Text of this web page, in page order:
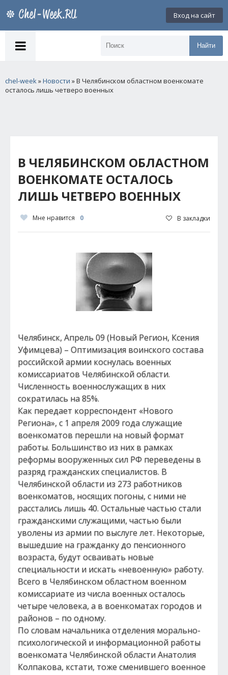
Вход на сайт
Найти
chel-week»Новости » В Челябинском областном военкомате
осталось лишь четверо военных
В ЧЕЛЯБИНСКОМ ОБЛАСТНОМ
ВОЕНКОМАТЕ ОСТАЛОСЬ
ЛИШЬ ЧЕТВЕРО ВОЕННЫХ
Мне нравится 0 В закладки
Челябинск, Апрель 09 (Новый Регион, Ксения
Уфимцева) – Оптимизация воинского состава
российской армии коснулась военных
комиссариатов Челябинской области.
Численность военнослужащих в них
сократилась на 85%.
Как передает корреспондент «Нового
Региона», с 1 апреля 2009 года служащие
военкоматов перешли на новый формат
работы. Большинство из них в рамках
реформы вооруженных сил РФ переведены в
разряд гражданских специалистов. В
Челябинской области из 273 работников
военкоматов, носящих погоны, с ними не
расстались лишь 40. Остальные частью стали
гражданскими служащими, частью были
уволены из армии по выслуге лет. Некоторые,
вышедшие на гражданку до пенсионного
возраста, будут осваивать новые
специальности и искать «невоенную» работу.
Всего в Челябинском областном военном
комиссариате из числа военных осталось
четыре человека, а в военкоматах городов и
районов – по одному.
По словам начальника отделения морально-
психологической и информационной работы
военкомата Челябинской области Анатолия
Колпакова, кстати, тоже сменившего военное